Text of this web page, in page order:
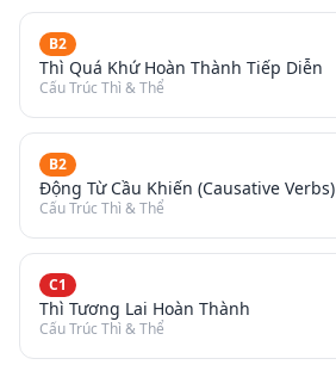
B2
Thì Quá Khứ Hoàn Thành Tiếp Diễn
Cấu Trúc Thì & Thể
B2
Động Từ Cầu Khiến (Causative Verbs)
Cấu Trúc Thì & Thể
C1
Thì Tương Lai Hoàn Thành
Cấu Trúc Thì & Thể